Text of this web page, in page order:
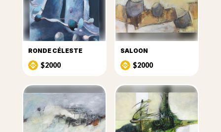
RONDE CÉLESTE
$2000
SALOON
$2000